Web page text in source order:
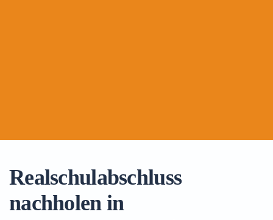
Realschulabschluss
nachholen in